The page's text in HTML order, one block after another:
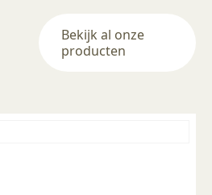
Bekijk al onze
producten